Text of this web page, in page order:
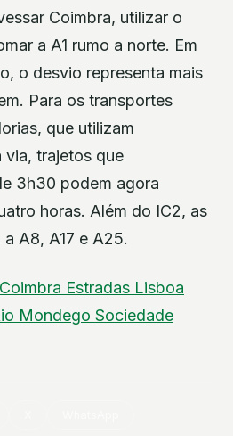
Coimbra, utilizar o
a A1 rumo a norte. Em
o desvio representa mais
Para os transportes
que utilizam
via, trajetos que
3h30 podem agora
horas. Além do IC2, as
A8, A17 e A25.
Coimbra Estradas Lisboa
Mondego Sociedade